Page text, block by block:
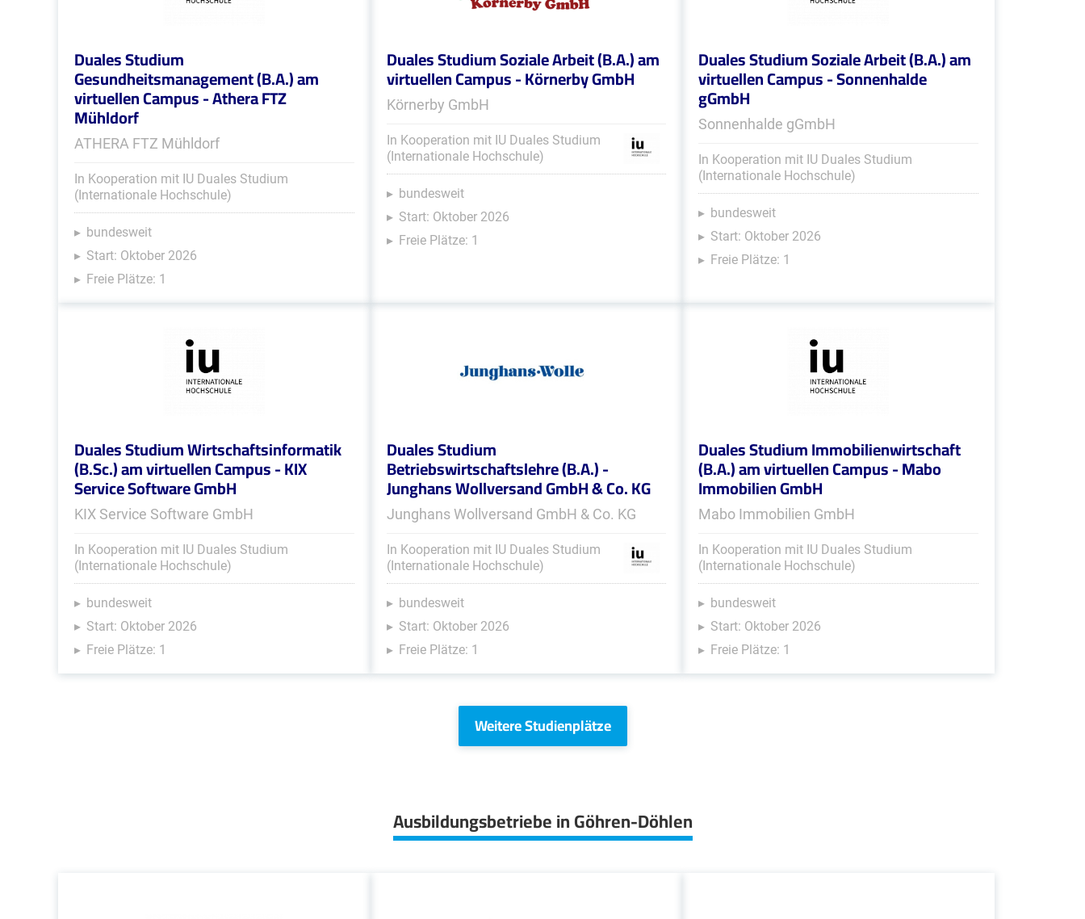
Duales Studium
Gesundheitsmanagement (B.A.) am
virtuellen Campus - Athera FTZ
Mühldorf
ATHERA FTZ Mühldorf
In Kooperation mit IU Duales Studium
(Internationale Hochschule)
bundesweit
Start: Oktober 2026
Freie Plätze: 1
Duales Studium Soziale Arbeit (B.A.) am
virtuellen Campus - Körnerby GmbH
Körnerby GmbH
In Kooperation mit IU Duales Studium
(Internationale Hochschule)
bundesweit
Start: Oktober 2026
Freie Plätze: 1
Duales Studium Soziale Arbeit (B.A.) am
virtuellen Campus - Sonnenhalde
gGmbH
Sonnenhalde gGmbH
In Kooperation mit IU Duales Studium
(Internationale Hochschule)
bundesweit
Start: Oktober 2026
Freie Plätze: 1
Duales Studium Wirtschaftsinformatik
(B.Sc.) am virtuellen Campus - KIX
Service Software GmbH
KIX Service Software GmbH
In Kooperation mit IU Duales Studium
(Internationale Hochschule)
bundesweit
Start: Oktober 2026
Freie Plätze: 1
Duales Studium
Betriebswirtschaftslehre (B.A.) -
Junghans Wollversand GmbH & Co. KG
Junghans Wollversand GmbH & Co. KG
In Kooperation mit IU Duales Studium
(Internationale Hochschule)
bundesweit
Start: Oktober 2026
Freie Plätze: 1
Duales Studium Immobilienwirtschaft
(B.A.) am virtuellen Campus - Mabo
Immobilien GmbH
Mabo Immobilien GmbH
In Kooperation mit IU Duales Studium
(Internationale Hochschule)
bundesweit
Start: Oktober 2026
Freie Plätze: 1
Weitere Studienplätze
Ausbildungsbetriebe in Göhren-Döhlen